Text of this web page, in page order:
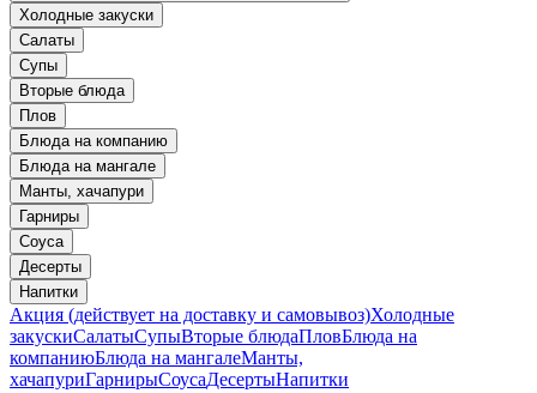
Холодные закуски
Салаты
Супы
Вторые блюда
Плов
Блюда на компанию
Блюда на мангале
Манты, хачапури
Гарниры
Соуса
Десерты
Напитки
Акция (действует на доставку и самовывоз)Холодные
закускиСалатыСупыВторые блюдаПловБлюда на
компаниюБлюда на мангалеМанты,
хачапуриГарнирыСоусаДесертыНапитки